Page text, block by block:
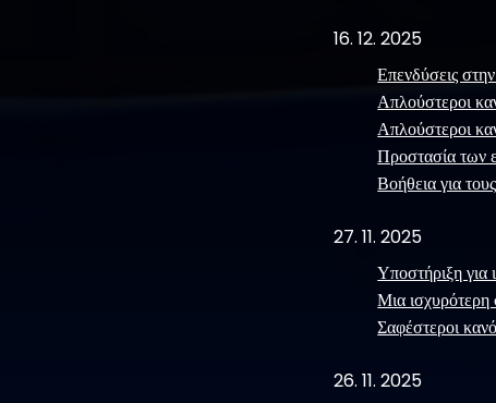
16. 12. 2025
Επενδύσεις
Απλούστεροι
Απλούστεροι
Προστασία των
Βοήθεια για
27. 11. 2025
Υποστήριξη για
Μια ισχυρότερη
Σαφέστεροι
26. 11. 2025